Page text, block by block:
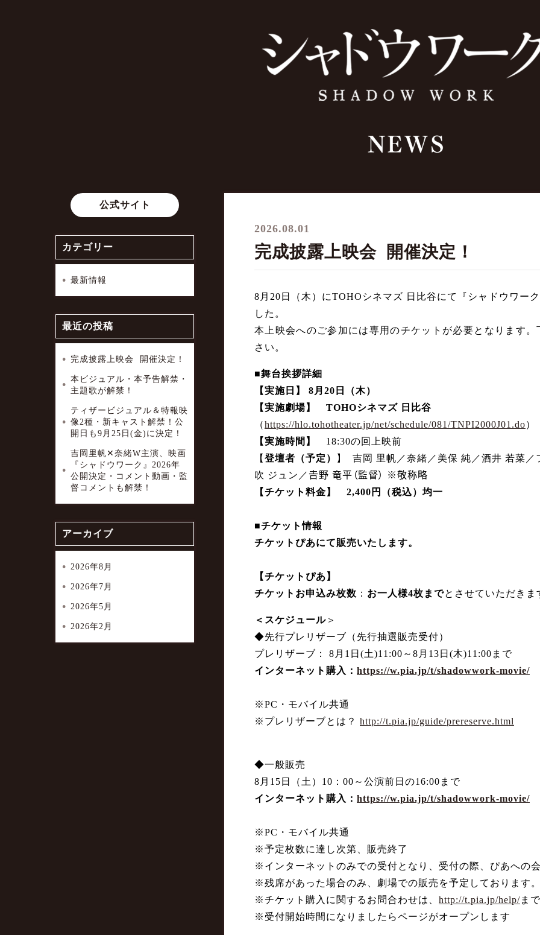
公式サイト
カテゴリー
最新情報
最近の投稿
完成披露上映会 開催決定！
本ビジュアル・本予告解禁・
主題歌が解禁！
ティザービジュアル＆特報映
像2種・新キャスト解禁！公
開日も9月25日(金)に決定！
吉岡里帆✕奈緒W主演、映画
『シャドウワーク』2026年
公開決定・コメント動画・監
督コメントも解禁！
アーカイブ
2026年8月
2026年7月
2026年5月
2026年2月
2026.08.01
完成披露上映会 開催決定！
8月20日（木）にTOHOシネマズ 日比谷にて『シャドウワー
した。
本上映会へのご参加には専用のチケットが必要となります
さい。
■舞台挨拶詳細
【実施日】 8月20日（木）
【実施劇場】 TOHOシネマズ 日比谷
（https://hlo.tohotheater.jp/net/schedule/081/TNPI2000J01.do）
【実施時間】
18:30の回上映前
【 登壇者（予定）
】 吉岡 里帆／奈緒／美保 純／酒井 若菜
吹 ジュン／𠮷野 竜平（監督） ※敬称略
【チケット料金】 2,400円（税込）均一
■チケット情報
チケットぴあにて販売いたします。
【チケットぴあ】
チケットお申込み枚数 ： お一人様4枚までとさせていただきま
＜スケジュール ＞
◆先行プレリザーブ（先行抽選販売受付）
プレリザーブ： 8月1日(土)11:00～8月13日(木)11:00まで
インターネット購入： https://w.pia.jp/t/shadowwork-movie/
※PC・モバイル共通
※プレリザーブとは？ http://t.pia.jp/guide/prereserve.html
◆一般販売
8月15日（土）10：00～公演前日の16:00まで
インターネット購入： https://w.pia.jp/t/shadowwork-movie/
※PC・モバイル共通
※予定枚数に達し次第、販売終了
※インターネットのみでの受付となり、受付の際、ぴあへの
※残席があった場合のみ、劇場での販売を予定しております
※チケット購入に関するお問合わせは、 http://t.pia.jp/help/ま
※受付開始時間になりましたらページがオープンします